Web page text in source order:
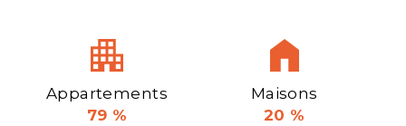
Appartements
79 %
Maisons
20 %